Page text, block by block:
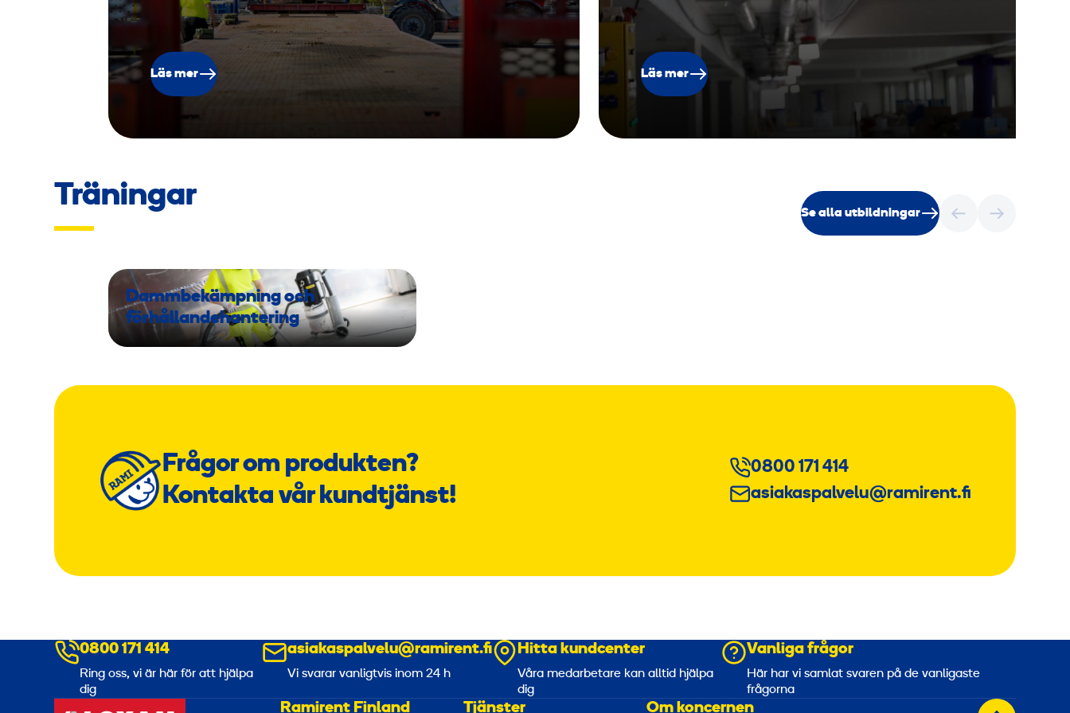
Läs mer Läs mer
Träningar
Se alla utbildningar
Dammbekämpning och
förhållandehantering
Frågor om produkten?
Kontakta vår kundtjänst!
0800 171 414
asiakaspalvelu@ramirent.fi
0800 171 414
Ring oss, vi är här för att hjälpa
dig
asiakaspalvelu@ramirent.fi
Vi svarar vanligtvis inom 24 h
Hitta kundcenter
Våra medarbetare kan alltid hjälpa
dig
Vanliga frågor
Här har vi samlat svaren på de vanligaste
frågorna
Ramirent Finland Tjänster Om koncernen